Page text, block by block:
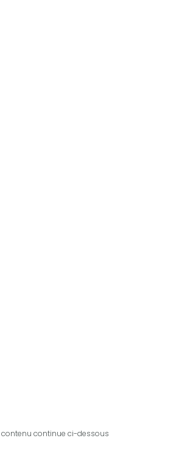
contenu continue ci-dessous